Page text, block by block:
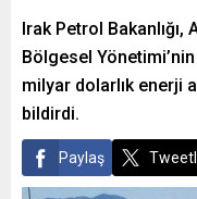
Irak Petrol Bakanlığı,
Bölgesel
milyar dolarlık enerji
bildirdi.
Paylaş